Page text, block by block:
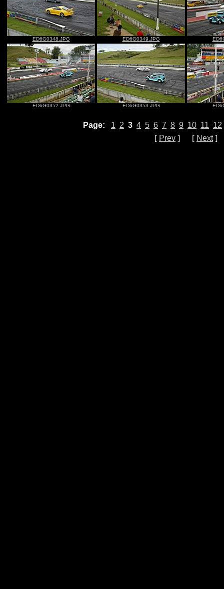
ED6G0348.JPG ED6G0349.JPG
ED6G0352.JPG ED6G0353.JPG
Page: 1 2 3 4 5 6 7 8 9 10 11 12
[ Prev ] [ Next]